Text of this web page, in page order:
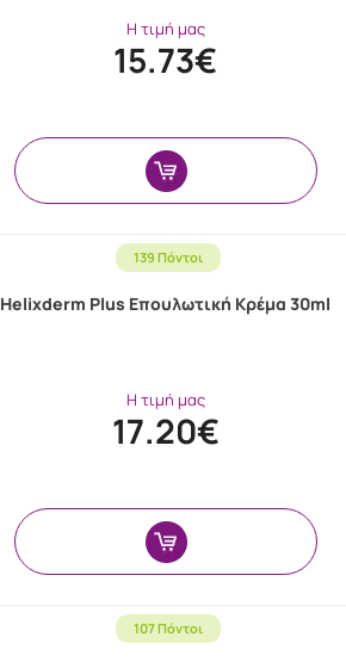
Η τιμή μας
15.73€
139 Πόντοι
Helixderm Plus Επουλωτική Κρέμα 30ml
Η τιμή μας
17.20€
107 Πόντοι